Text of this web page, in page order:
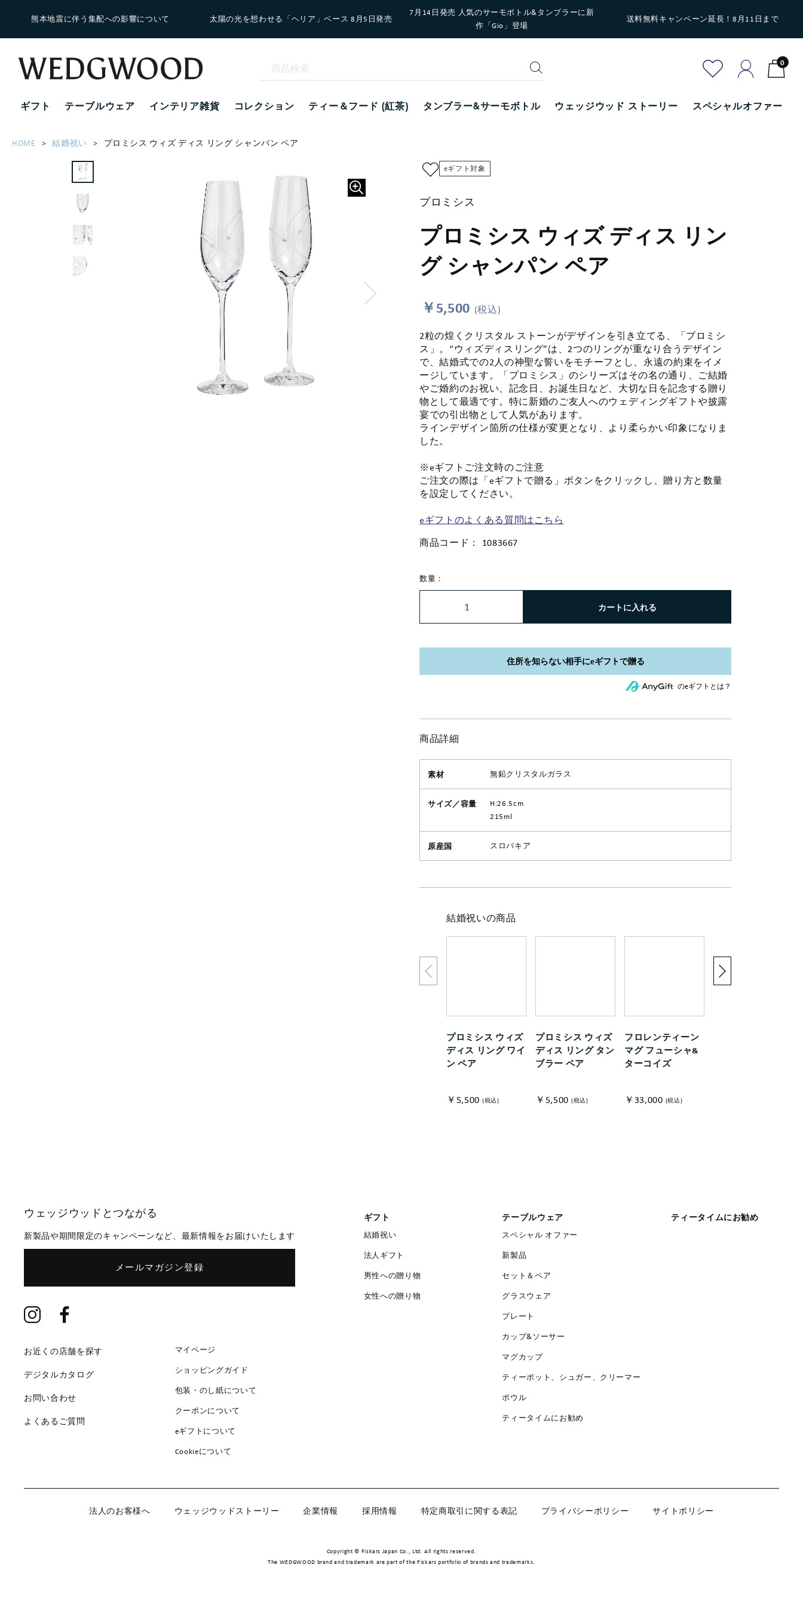
熊本地震に伴う集配への影響について 太陽の光を想わせる「ヘリア」ベース 8月5日発売
7月14日発売 人気のサーモボトル&タンブラーに新
作「Gio」登場
送料無料キャンペーン延長！8月11日まで
0
ギフト テーブルウェア インテリア雑貨 コレクション ティー＆フード (紅茶) タンブラー&サーモボトル ウェッジウッド ストーリー スペシャルオファー
HOME 結婚祝い プロミシス ウィズ ディス リング シャンパン ペア
eギフト対象
プロミシス
プロミシス ウィズ ディス リン
グ シャンパン ペア
￥5,500 (税込)
2粒の煌くクリスタル ストーンがデザインを引き立てる、「プロミシ
ス」。“ウィズディスリング”は、2つのリングが重なり合うデザイン
で、結婚式での2人の神聖な誓いをモチーフとし、永遠の約束をイメ
ージしています。「プロミシス」のシリーズはその名の通り、ご結婚
やご婚約のお祝い、記念日、お誕生日など、大切な日を記念する贈り
物として最適です。特に新婚のご友人へのウェディングギフトや披露
宴での引出物として人気があります。
ラインデザイン箇所の仕様が変更となり、より柔らかい印象になりま
した。
※eギフトご注文時のご注意
ご注文の際は「eギフトで贈る」ボタンをクリックし、贈り方と数量
を設定してください。
eギフトのよくある質問はこちら
商品コード： 1083667
数量：
カートに入れる
のeギフトとは？
商品詳細
素材 無鉛クリスタルガラス
サイズ／容量
H:26.5cm
215ml
原産国 スロバキア
結婚祝いの商品
プロミシス ウィズ
ディス リング ワイ
ン ペア
￥5,500 (税込)
プロミシス ウィズ
ディス リング タン
ブラー ペア
￥5,500 (税込)
フロレンティーン
マグ フューシャ&
ターコイズ
￥33,000 (税込)
ギフト
結婚祝い
法人ギフト
男性への贈り物
女性への贈り物
テーブルウェア
スペシャル オファー
新製品
セット＆ペア
グラスウェア
プレート
カップ&ソーサー
マグカップ
ティーポット、シュガー、クリーマー
ボウル
ティータイムにお勧め
ティータイムにお勧め
ウェッジウッドとつながる
新製品や期間限定のキャンペーンなど、最新情報をお届けいたします
メールマガジン登録
お近くの店舗を探す
デジタルカタログ
お問い合わせ
よくあるご質問
マイページ
ショッピングガイド
包装・のし紙について
クーポンについて
eギフトについて
Cookieについて
法人のお客様へ ウェッジウッドストーリー 企業情報 採用情報 特定商取引に関する表記 プライバシーポリシー サイトポリシー
Copyright © Fiskars Japan Co., Ltd. All rights reserved.
The WEDGWOOD brand and trademark are part of the Fiskars portfolio of brands and trademarks.